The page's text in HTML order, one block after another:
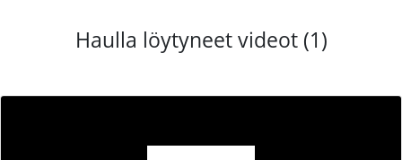
Haulla löytyneet videot (1)